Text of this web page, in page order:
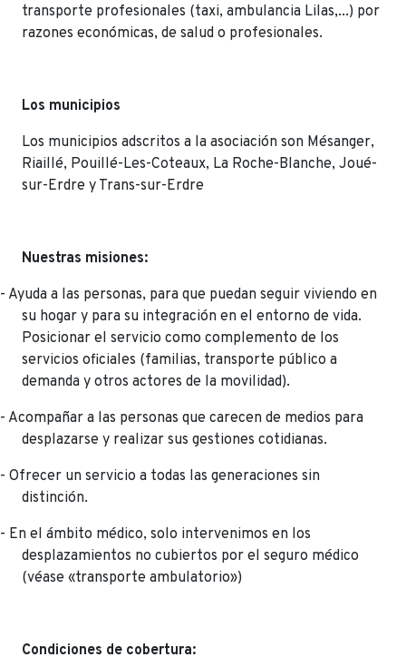
transporte profesionales (taxi, ambulancia Lilas,...) por
razones económicas, de salud o profesionales.
Los municipios
Los municipios adscritos a la asociación son Mésanger,
Riaillé, Pouillé-Les-Coteaux, La Roche-Blanche, Joué-
sur-Erdre y Trans-sur-Erdre
Nuestras misiones:
- Ayuda a las personas, para que puedan seguir viviendo en
su hogar y para su integración en el entorno de vida.
Posicionar el servicio como complemento de los
servicios oficiales (familias, transporte público a
demanda y otros actores de la movilidad).
- Acompañar a las personas que carecen de medios para
desplazarse y realizar sus gestiones cotidianas.
- Ofrecer un servicio a todas las generaciones sin
distinción.
- En el ámbito médico, solo intervenimos en los
desplazamientos no cubiertos por el seguro médico
(véase «transporte ambulatorio»)
Condiciones de cobertura: